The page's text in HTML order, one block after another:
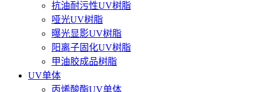
抗油耐污性UV树脂
哑光UV树脂
曝光显影UV树脂
阳离子固化UV树脂
甲油胶成品树脂
UV单体
丙烯酸酯UV单体